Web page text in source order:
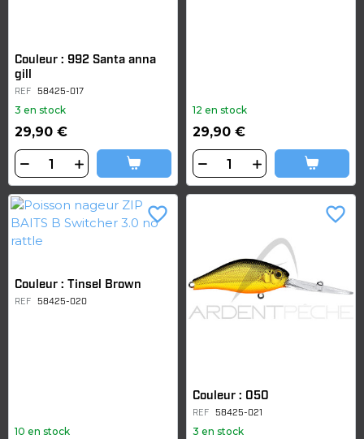
Couleur : 992 Santa anna
gill
REF 58425-017
3 en stock
29,90 €
12 en stock
29,90 €
Couleur : Tinsel Brown
REF 58425-020
10 en stock
favorite_border
Couleur : 050
REF 58425-021
3 en stock
favorite_border